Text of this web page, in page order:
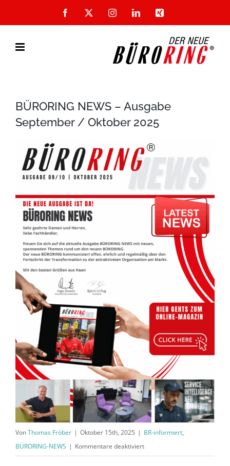
Inhalt
springen
Facebook InstagramLinkedInXing
BÜRORING NEWS – Ausgabe
September / Oktober 2025
VonThomas Fröber | Oktober 15th, 2025 | BR-informiert,
BÜRORING-NEWS | Kommentare deaktiviertfür